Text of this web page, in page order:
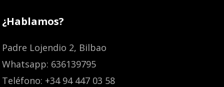
¿Hablamos?
Padre Lojendio 2, Bilbao
Whatsapp: 636139795
Teléfono: +34 94 447 03 58